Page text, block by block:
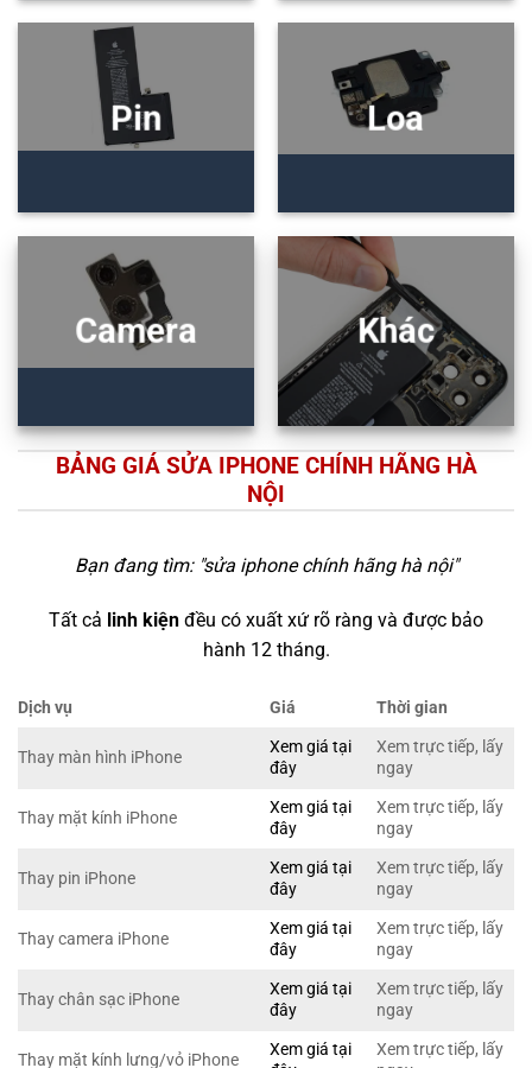
Pin Loa
Camera Khác
BẢNG GIÁ SỬA IPHONE CHÍNH HÃNG HÀ
NỘI
Bạn đang tìm: "sửa iphone chính hãng hà nội"
Tất cả linh kiện đều có xuất xứ rõ ràng và được bảo
hành 12 tháng.
Dịch vụ Giá Thời gian
Thay màn hình iPhone
Xem giá tại
đây
Xem trực tiếp, lấy
ngay
Thay mặt kính iPhone
Xem giá tại
đây
Xem trực tiếp, lấy
ngay
Thay pin iPhone
Xem giá tại
đây
Xem trực tiếp, lấy
ngay
Thay camera iPhone
Xem giá tại
đây
Xem trực tiếp, lấy
ngay
Thay chân sạc iPhone
Xem giá tại
đây
Xem trực tiếp, lấy
ngay
Thay mặt kính lưng/vỏ iPhone
Xem giá tại
Xem trực tiếp, lấy